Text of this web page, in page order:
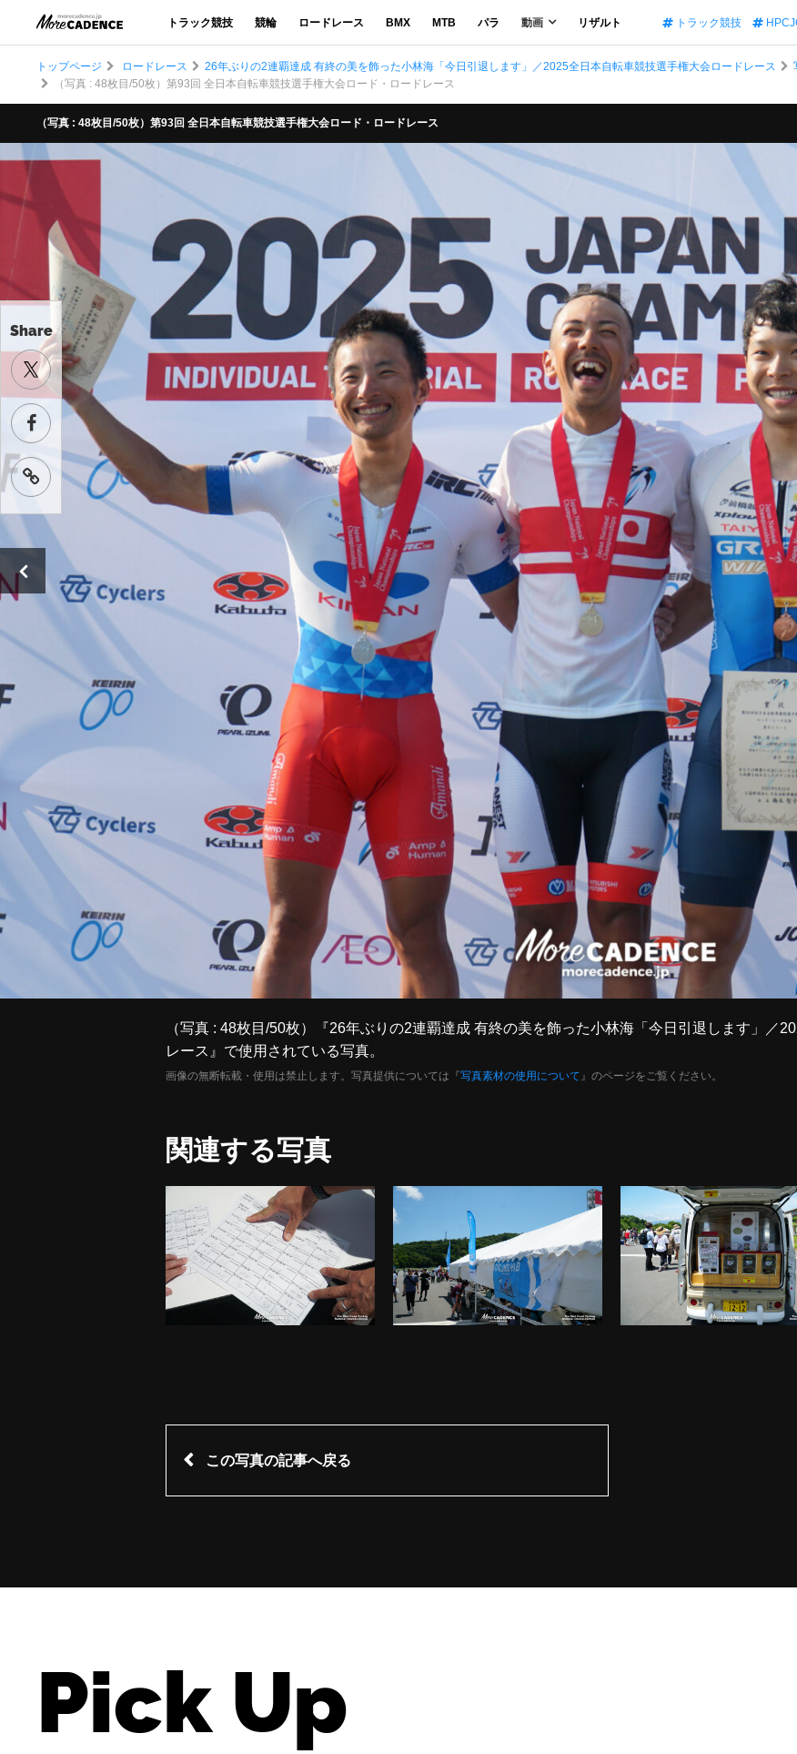
トラック競技 競輪 ロードレース BMX MTB パラ 動画 リザルト トラック競技
Share
トップページ ロードレース 26年ぶりの2連覇達成 有終の美を飾った小林海「今日引退します」／2025全日本自転車競技選手権大会ロードレース
（写真 : 48枚目/50枚）第93回 全日本自転車競技選手権大会ロード・ロードレース
（写真 : 48枚目/50枚）第93回 全日本自転車競技選手権大会ロード・ロードレース
（写真 : 48枚目/50枚）『26年ぶりの2連覇達成 有終の美を飾った小林海「今日引退します」／
レース』で使用されている写真。
画像の無断転載・使用は禁止します。写真提供については『写真素材の使用について 』のページをご覧ください。
関連する写真
この写真の記事へ戻る
Pick Up